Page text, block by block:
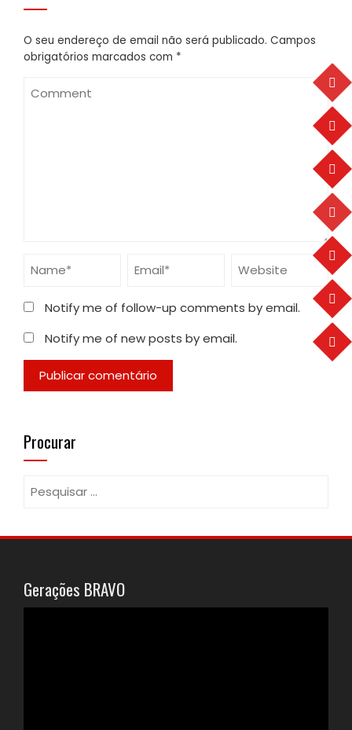
O seu endereço de email não será publicado. Campos
obrigatórios marcados com *
Notify me of follow-up comments by email.
Notify me of new posts by email.
Procurar
Pesquisar
Gerações BRAVO